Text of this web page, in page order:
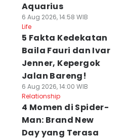
Aquarius
6 Aug 2026, 14:58 WIB
Life
5 Fakta Kedekatan
Baila Fauri dan Ivar
Jenner, Kepergok
Jalan Bareng!
6 Aug 2026, 14:00 WIB
Relationship
4 Momen di Spider-
Man: Brand New
Day yang Terasa